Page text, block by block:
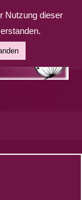
Nutzung dieser